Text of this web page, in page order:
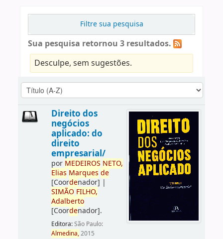
Filtre sua pesquisa
Sua pesquisa retornou 3 resultados.
Desculpe, sem sugestões.
Direito dos
negócios
aplicado: do
direito
empresarial/
por MEDEIROS NETO,
Elias Marques de
[Coordenador] |
SIMÃO FILHO,
Adalberto
[Coordenador].
Editora:São Paulo:
Almedina,2015